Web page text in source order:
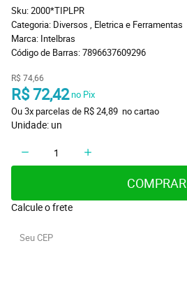
Sku:2000*TIPLPR
Categoria: Diversos , Eletrica e Ferramentas
Marca: Intelbras
Código de Barras:7896637609296
R$ 74,66
R$ 72,42 no Pix
Ou 3x parcelas de R$ 24,89 no cartao
Unidade: un
COMPRAR
Calcule o frete